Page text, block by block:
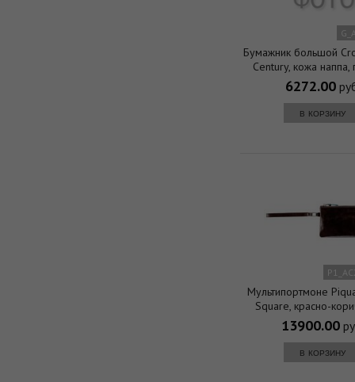
Бумажник большой
Century, кожа наппа,
чёрный, 13,5 х
6272.00
в корзину
Мультипортмоне
Square, красно-
13900.00
в корзину